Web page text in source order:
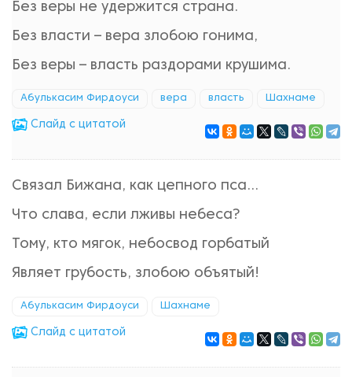
Без веры не удержится страна.
Без власти – вера злобою гонима,
Без веры – власть раздорами крушима.
Абулькасим Фирдоуси вера власть Шахнаме
Cлайд с цитатой
Связал Бижана, как цепного пса...
Что слава, если лживы небеса?
Тому, кто мягок, небосвод горбатый
Являет грубость, злобою объятый!
Абулькасим Фирдоуси Шахнаме
Cлайд с цитатой